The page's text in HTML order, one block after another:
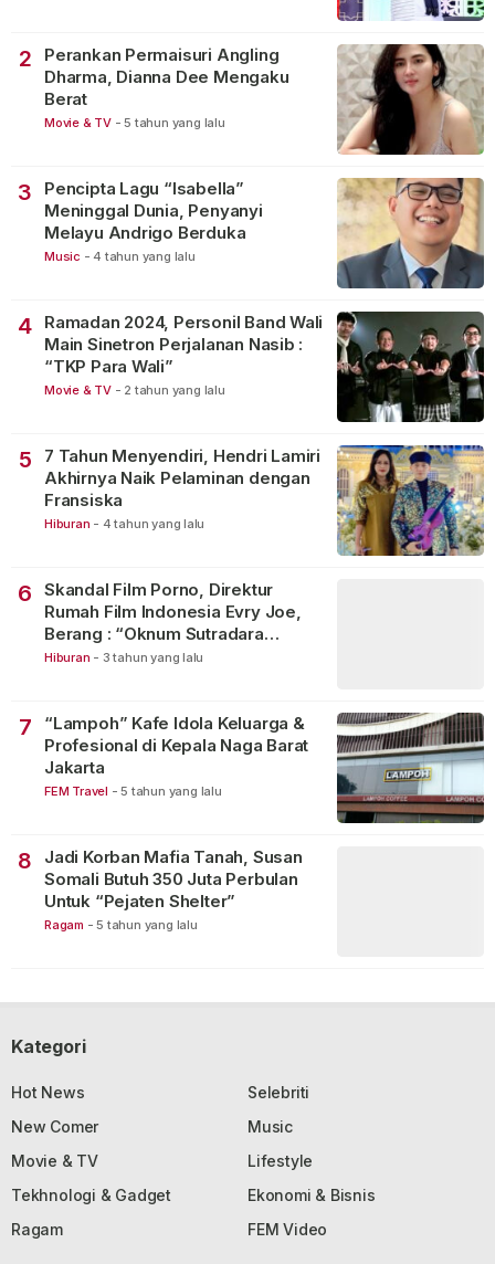
2
Perankan Permaisuri Angling
Dharma, Dianna Dee Mengaku
Berat
Movie & TV - 5 tahun yang lalu
3
Pencipta Lagu “Isabella”
Meninggal Dunia, Penyanyi
Melayu Andrigo Berduka
Music - 4 tahun yang lalu
4
Ramadan 2024, Personil Band Wali
Main Sinetron Perjalanan Nasib :
“TKP Para Wali”
Movie & TV - 2 tahun yang lalu
5
7 Tahun Menyendiri, Hendri Lamiri
Akhirnya Naik Pelaminan dengan
Fransiska
Hiburan - 4 tahun yang lalu
6
Skandal Film Porno, Direktur
Rumah Film Indonesia Evry Joe,
Berang : “Oknum Sutradara
Merusak Perfilman Indonesia”!
Hiburan - 3 tahun yang lalu
7
“Lampoh” Kafe Idola Keluarga &
Profesional di Kepala Naga Barat
Jakarta
FEM Travel - 5 tahun yang lalu
8
Jadi Korban Mafia Tanah, Susan
Somali Butuh 350 Juta Perbulan
Untuk “Pejaten Shelter”
Ragam - 5 tahun yang lalu
Kategori
Hot News
Selebriti
New Comer
Music
Movie & TV
Lifestyle
Tekhnologi & Gadget
Ekonomi & Bisnis
Ragam
FEM Video